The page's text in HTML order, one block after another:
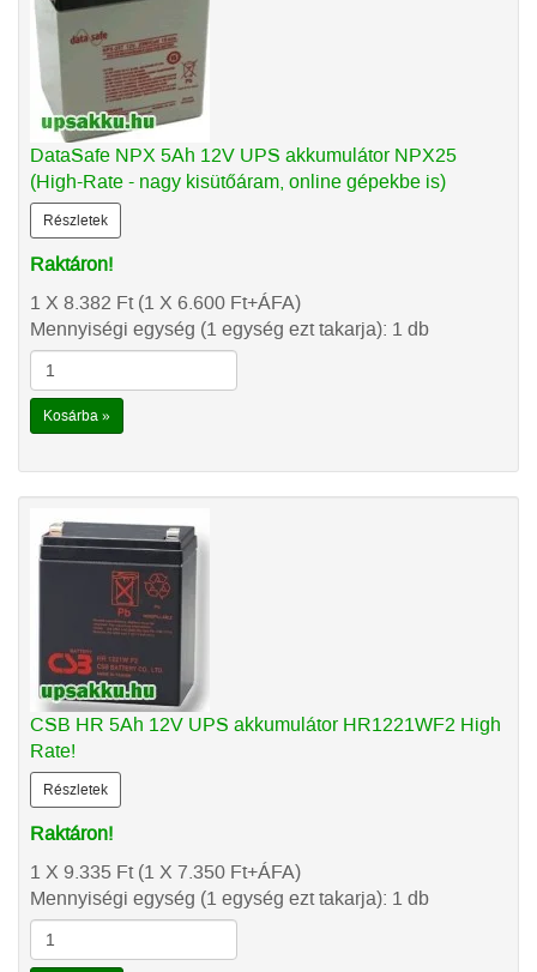
DataSafe NPX 5Ah 12V UPS akkumulátor NPX25
(High-Rate - nagy kisütőáram, online gépekbe is)
Részletek
Raktáron!
1 X 8.382 Ft(1 X 6.600 Ft+ÁFA)
Mennyiségi egység (1 egység ezt takarja): 1 db
Kosárba »
CSB HR 5Ah 12V UPS akkumulátor HR1221WF2 High
Rate!
Részletek
Raktáron!
1 X 9.335 Ft(1 X 7.350 Ft+ÁFA)
Mennyiségi egység (1 egység ezt takarja): 1 db